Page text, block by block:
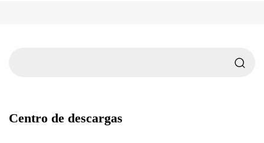
Centro de descargas